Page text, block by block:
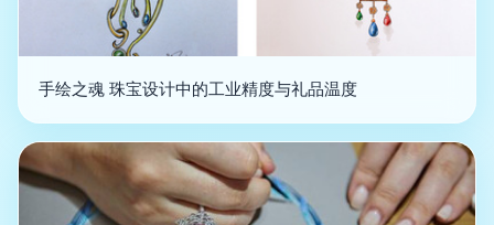
手绘之魂 珠宝设计中的工业精度与礼品温度